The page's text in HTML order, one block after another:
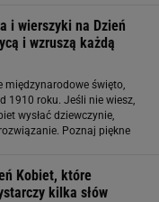
i wierszyki na Dzień
i wzruszą każdą
międzynarodowe święto,
1910 roku. Jeśli nie wiesz,
wysłać dziewczynie,
Poznaj piękne
Kobiet, które
kilka słów